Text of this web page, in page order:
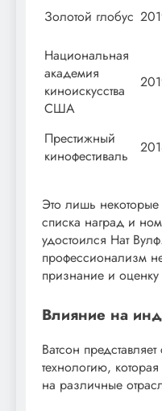
Золотой глобус
Национальная
академия
киноискусства
США
Престижный
кинофестиваль
Это лишь
списка наград и
удостоился Нат
профессионализм
признание и
Влияние на
Ватсон
технологию,
на различные